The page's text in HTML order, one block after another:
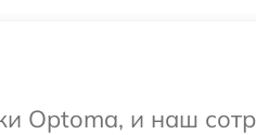
Optoma, и наш